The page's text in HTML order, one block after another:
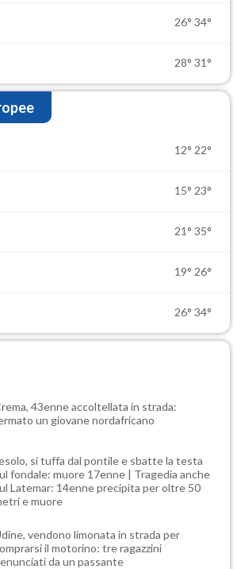
26° 34°
28° 31°
12° 22°
15° 23°
21° 35°
19° 26°
26° 34°
43enne accoltellata in strada:
un giovane nordafricano
si tuffa dal pontile e sbatte la testa
fondale: muore 17enne | Tragedia anche
Latemar: 14enne precipita per oltre 50
e muore
vendono limonata in strada per
il motorino: tre ragazzini
da un passante